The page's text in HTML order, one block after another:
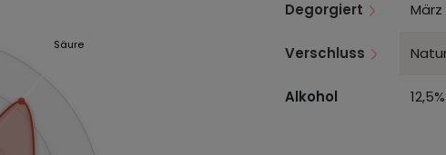
Säure
Degorgiert März
Verschluss
Alkohol 12,5%